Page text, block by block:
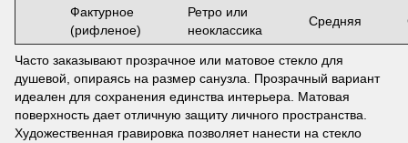
Фактурное
(рифленое)
Ретро или
неоклассика
Средняя
Часто заказывают прозрачное или матовое стекло для
душевой, опираясь на размер санузла. Прозрачный вариант
идеален для сохранения единства интерьера. Матовая
поверхность дает отличную защиту личного пространства.
Художественная гравировка позволяет нанести на стекло